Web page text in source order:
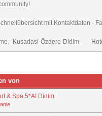
mit Kontaktdaten -
- Kusadasi-Özdere-Didim
von
& Spa 5*AI Didim